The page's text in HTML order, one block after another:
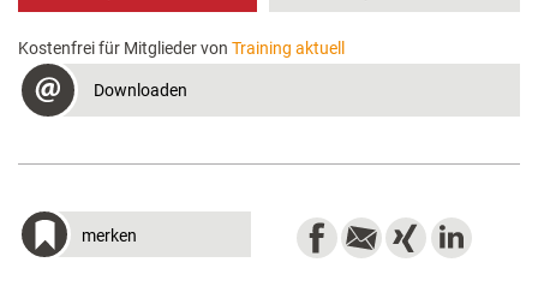
Kostenfrei für Mitglieder von Training aktuell
Downloaden
merken